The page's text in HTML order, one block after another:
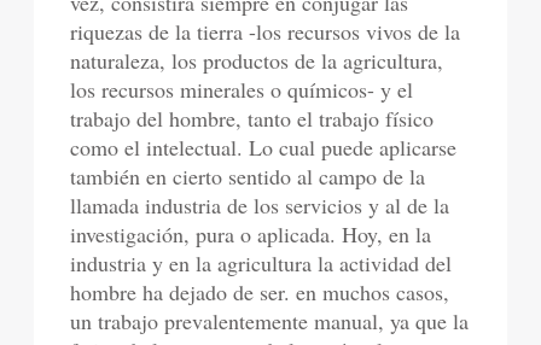
riquezas de la tierra -los recursos vivos de la
naturaleza, los productos de la agricultura,
los recursos minerales o químicos- y el
trabajo del hombre, tanto el trabajo físico
como el intelectual. Lo cual puede aplicarse
también en cierto sentido al campo de la
llamada industria de los servicios y al de la
investigación, pura o aplicada. Hoy, en la
industria y en la agricultura la actividad del
hombre ha dejado de ser. en muchos casos,
un trabajo prevalentemente manual, ya que la